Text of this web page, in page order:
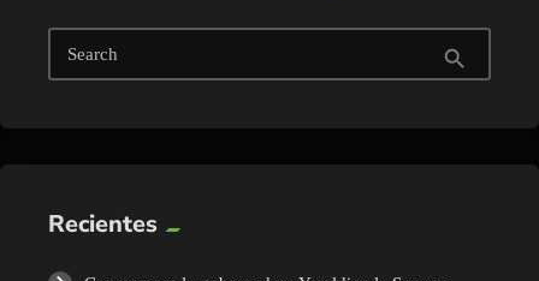
Search search
Recientes